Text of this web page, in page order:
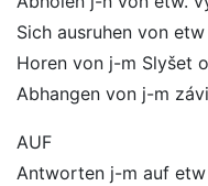
Sich ausruhen von
Horen von j-m Slyšet o
Abhangen von j-m
AUF
Antworten j-m auf